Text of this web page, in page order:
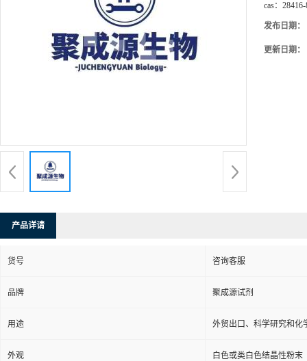
cas：
发布日期：
更新日期：
产品详请
货号 咨询客服
品牌 聚成源试剂
用途 外贸出口、科学研究和化
外观 白色或类白色结晶性粉末